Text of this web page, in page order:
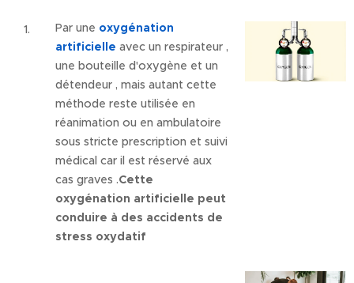
Par une oxygénation
artificielle avec un respirateur ,
une bouteille d'oxygène et un
détendeur , mais autant cette
méthode reste utilisée en
réanimation ou en ambulatoire
sous stricte prescription et suivi
médical car il est réservé aux
cas graves .Cette
oxygénation artificielle peut
conduire à des accidents de
stress oxydatif